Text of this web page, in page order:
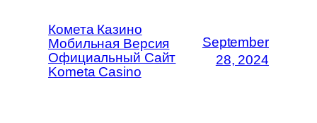
Комета Казино
Мобильная Версия
Официальный Сайт
Kometa Casino
September
28, 2024